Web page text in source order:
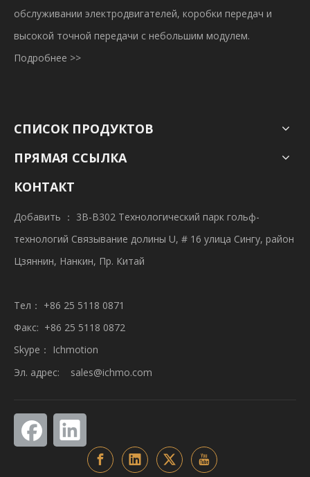
обслуживании электродвигателей, коробки передач и
высокой точной передачи с небольшим модулем.
Подробнее >>
СПИСОК ПРОДУКТОВ
ПРЯМАЯ ССЫЛКА
КОНТАКТ
Добавить ： 3B-B302 Технологический парк гольф-
технологий Связывание долины U, # 16 улица Сингу, район
Цзяннин, Нанкин, Пр. Китай
Тел： +86 25 5118 0871
Факс: +86 25 5118 0872
Skype： Ichmotion
Эл. адрес: sales@ichmo.com